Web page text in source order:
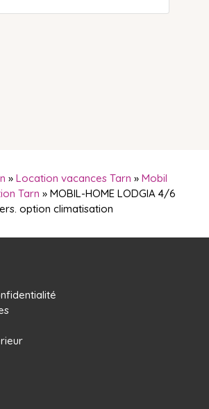
»Location vacances Tarn »Mobil
Tarn » MOBIL-HOME LODGIA 4/6
option climatisation